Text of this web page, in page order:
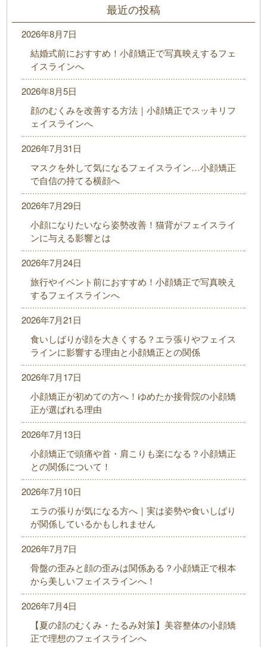
最近の投稿
結婚式前におすすめ！小顔矯正で写真映えするフェ
イスラインへ
2026年8月7日
顔のむくみを改善する方法｜小顔矯正でスッキリフ
ェイスラインへ
2026年8月5日
マスクを外して気になるフェイスライン…小顔矯正
で自信の持てる横顔へ
2026年7月31日
小顔になりたいなら姿勢改善！猫背がフェイスライ
ンに与える影響とは
2026年7月29日
旅行やイベント前におすすめ！小顔矯正で写真映え
するフェイスラインへ
2026年7月24日
食いしばりが顔を大きくする？エラ張りやフェイス
ラインに影響する理由と小顔矯正との関係
2026年7月21日
小顔矯正が初めての方へ！ゆめたか接骨院の小顔矯
正が選ばれる理由
2026年7月17日
小顔矯正で頭痛や首・肩こりも楽になる？小顔矯正
との関係について！
2026年7月13日
エラの張りが気になる方へ｜実は姿勢や食いしばり
が関係しているかもしれません
2026年7月10日
骨盤の歪みと顔の歪みは関係ある？小顔矯正で根本
から美しいフェイスラインへ！
2026年7月7日
【夏の顔のむくみ・たるみ対策】美容整体の小顔矯
正で理想のフェイスラインへ
2026年7月4日